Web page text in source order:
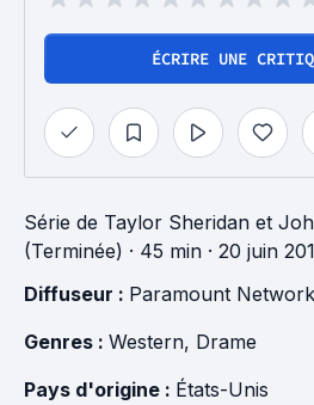
ÉCRIRE UNE
Série de Taylor Sheridan et
(Terminée) · 45 min · 20 juin
Diffuseur : Paramount Network
Genres : Western, Drame
Pays d'origine : États-Unis